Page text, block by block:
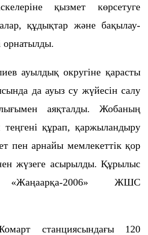
қызмет көрсетуге
құдықтар және бақылау-
орнатылды.
ауылдық округіне қарасты
да ауыз су жүйесін салу
аяқталды. Жобаның
құрап, қаржыландыру
пен арнайы мемлекеттік қор
жүзеге асырылды. Құрылыс
«Жаңаарқа-2006» ЖШС
станциясындағы 120